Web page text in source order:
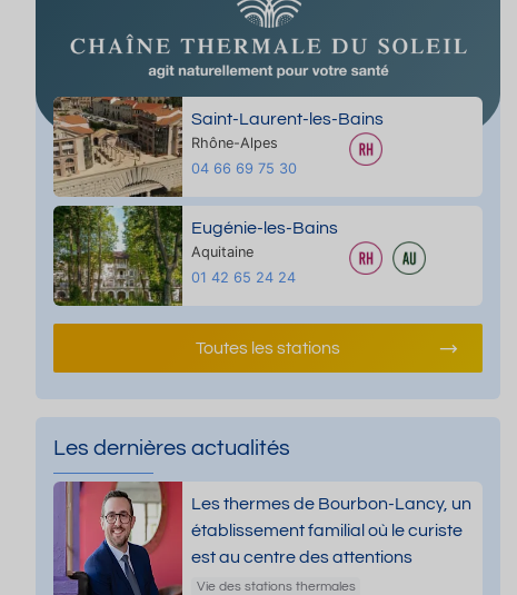
Saint-Laurent-les-Bains
Rhône-Alpes
04 66 69 75 30
Eugénie-les-Bains
Aquitaine
01 42 65 24 24
Toutes les stations
Les dernières actualités
Les thermes de Bourbon-Lancy, un
établissement familial où le curiste
est au centre des attentions
Vie des stations thermales